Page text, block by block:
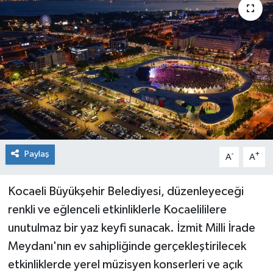
Paylaş A- A+
Kocaeli Büyükşehir Belediyesi, düzenleyeceği
renkli ve eğlenceli etkinliklerle Kocaelililere
unutulmaz bir yaz keyfi sunacak. İzmit Milli İrade
Meydanı'nın ev sahipliğinde gerçekleştirilecek
etkinliklerde yerel müzisyen konserleri ve açık